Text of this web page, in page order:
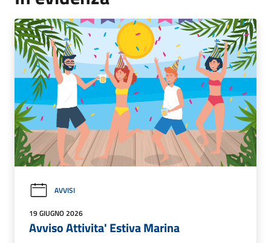
AVVISI
19 GIUGNO 2026
Avviso Attivita' Estiva Marina